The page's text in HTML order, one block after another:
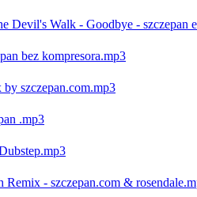
Devil's Walk - Goodbye - szczepan
bez kompresora.mp3
szczepan.com.mp3
.mp3
- szczepan.com &